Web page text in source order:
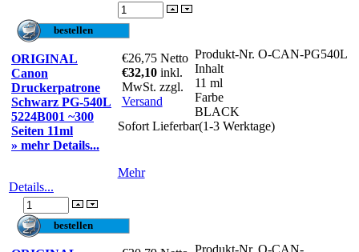
ORIGINAL
Canon
Druckerpatrone
Schwarz PG-540L
5224B001 ~300
Seiten 11ml
» mehr Details...
€26,75 Netto
€32,10 inkl.
MwSt. zzgl.
Versand
Produkt-Nr. O-CAN-PG540L
Inhalt
11 ml
Farbe
BLACK
Sofort Lieferbar(1-3 Werktage)
Mehr
Details...
Produkt-Nr. O-CAN-